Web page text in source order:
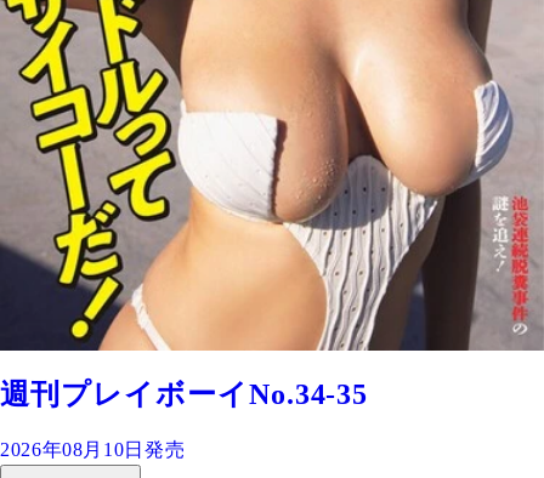
週刊プレイボーイNo.34-35
2026年08月10日発売